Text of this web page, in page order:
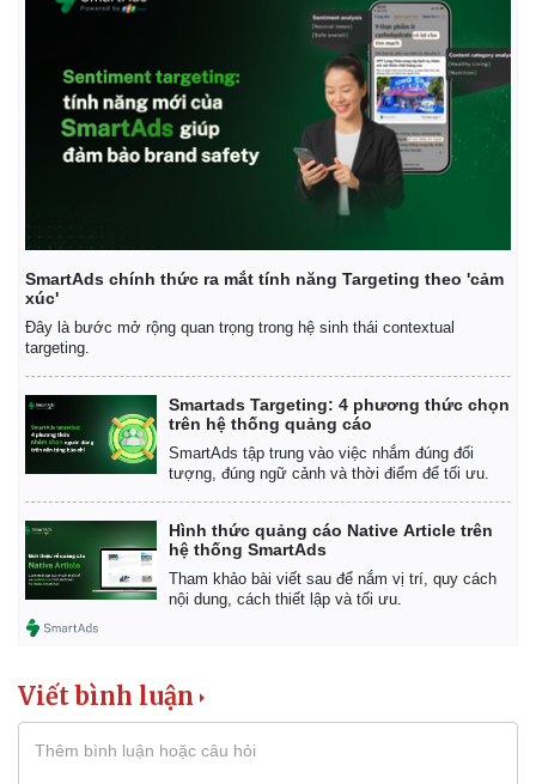
SmartAds chính thức ra mắt tính năng Targeting theo 'cảm
xúc'
Đây là bước mở rộng quan trọng trong hệ sinh thái contextual
targeting.
Smartads Targeting: 4 phương thức chọn
trên hệ thống quảng cáo
SmartAds tập trung vào việc nhắm đúng đối
tượng, đúng ngữ cảnh và thời điểm để tối ưu.
Hình thức quảng cáo Native Article trên
hệ thống SmartAds
Tham khảo bài viết sau để nắm vị trí, quy cách
nội dung, cách thiết lập và tối ưu.
Viết bình luận